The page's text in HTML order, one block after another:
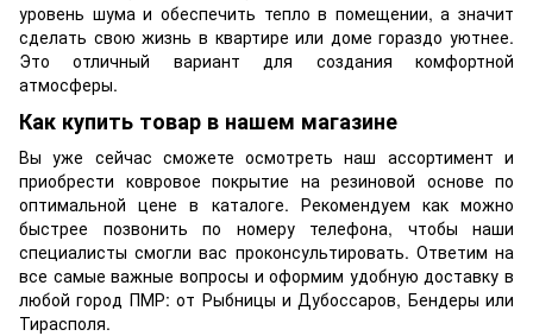
уровень шума и обеспечить тепло в помещении, а значит
сделать свою жизнь в квартире или доме гораздо уютнее.
Это отличный вариант для создания комфортной
атмосферы.
Как купить товар в нашем магазине
Вы уже сейчас сможете осмотреть наш ассортимент и
приобрести ковровое покрытие на резиновой основе по
оптимальной цене в каталоге. Рекомендуем как можно
быстрее позвонить по номеру телефона, чтобы наши
специалисты смогли вас проконсультировать. Ответим на
все самые важные вопросы и оформим удобную доставку в
любой город ПМР: от Рыбницы и Дубоссаров, Бендеры или
Тирасполя.